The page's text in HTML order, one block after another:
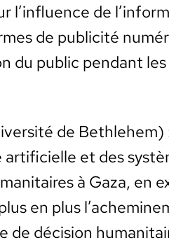
de
de pub­lic­ité
du pub­lic pen­dant
de Beth­le­hem)
arti­fi­cielle et des
à Gaza, en
en plus
de déci­sion